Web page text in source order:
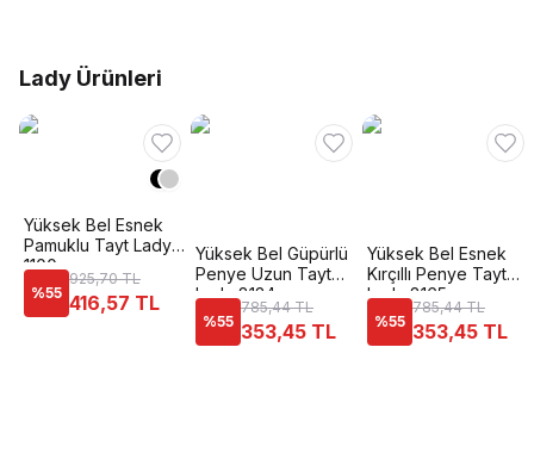
Lady Ürünleri
Yüksek Bel Esnek
Pamuklu Tayt Lady
1100
%55
925,70 TL
416,57 TL
Yüksek Bel Güpürlü
Penye Uzun Tayt
Lady 8134
%55
785,44 TL
353,45 TL
Yüksek Bel Esnek
Kırçıllı Penye Tayt
Lady 8165
%55
785,44 TL
353,45 TL